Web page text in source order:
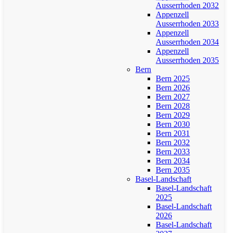
Ausserrhoden 2032
Appenzell
Ausserrhoden 2033
Appenzell
Ausserrhoden 2034
Appenzell
Ausserrhoden 2035
Bern
Bern 2025
Bern 2026
Bern 2027
Bern 2028
Bern 2029
Bern 2030
Bern 2031
Bern 2032
Bern 2033
Bern 2034
Bern 2035
Basel-Landschaft
Basel-Landschaft
2025
Basel-Landschaft
2026
Basel-Landschaft